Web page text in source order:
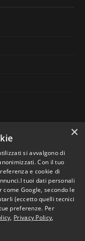
US
×
si avvalgono di
Con il tuo
e cookie di
tuoi dati personali
Google, secondo le
(eccetto quelli tecnici
preferenze. Per
, Privacy Policy,